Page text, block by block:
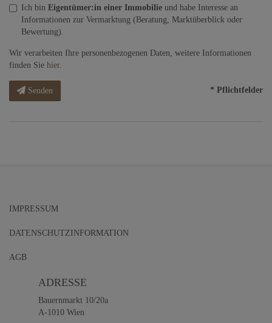
Ich bin Eigentümer:in einer Immobilie und habe Interesse an
Informationen zur Vermarktung (Beratung, Marktüberblick oder
Bewertung).
Wir verarbeiten Ihre personenbezogenen Daten, weitere Informationen
finden Sie hier.
Senden * Pflichtfelder
IMPRESSUM
DATENSCHUTZINFORMATION
AGB
ADRESSE
Bauernmarkt 10/20a
A-1010 Wien